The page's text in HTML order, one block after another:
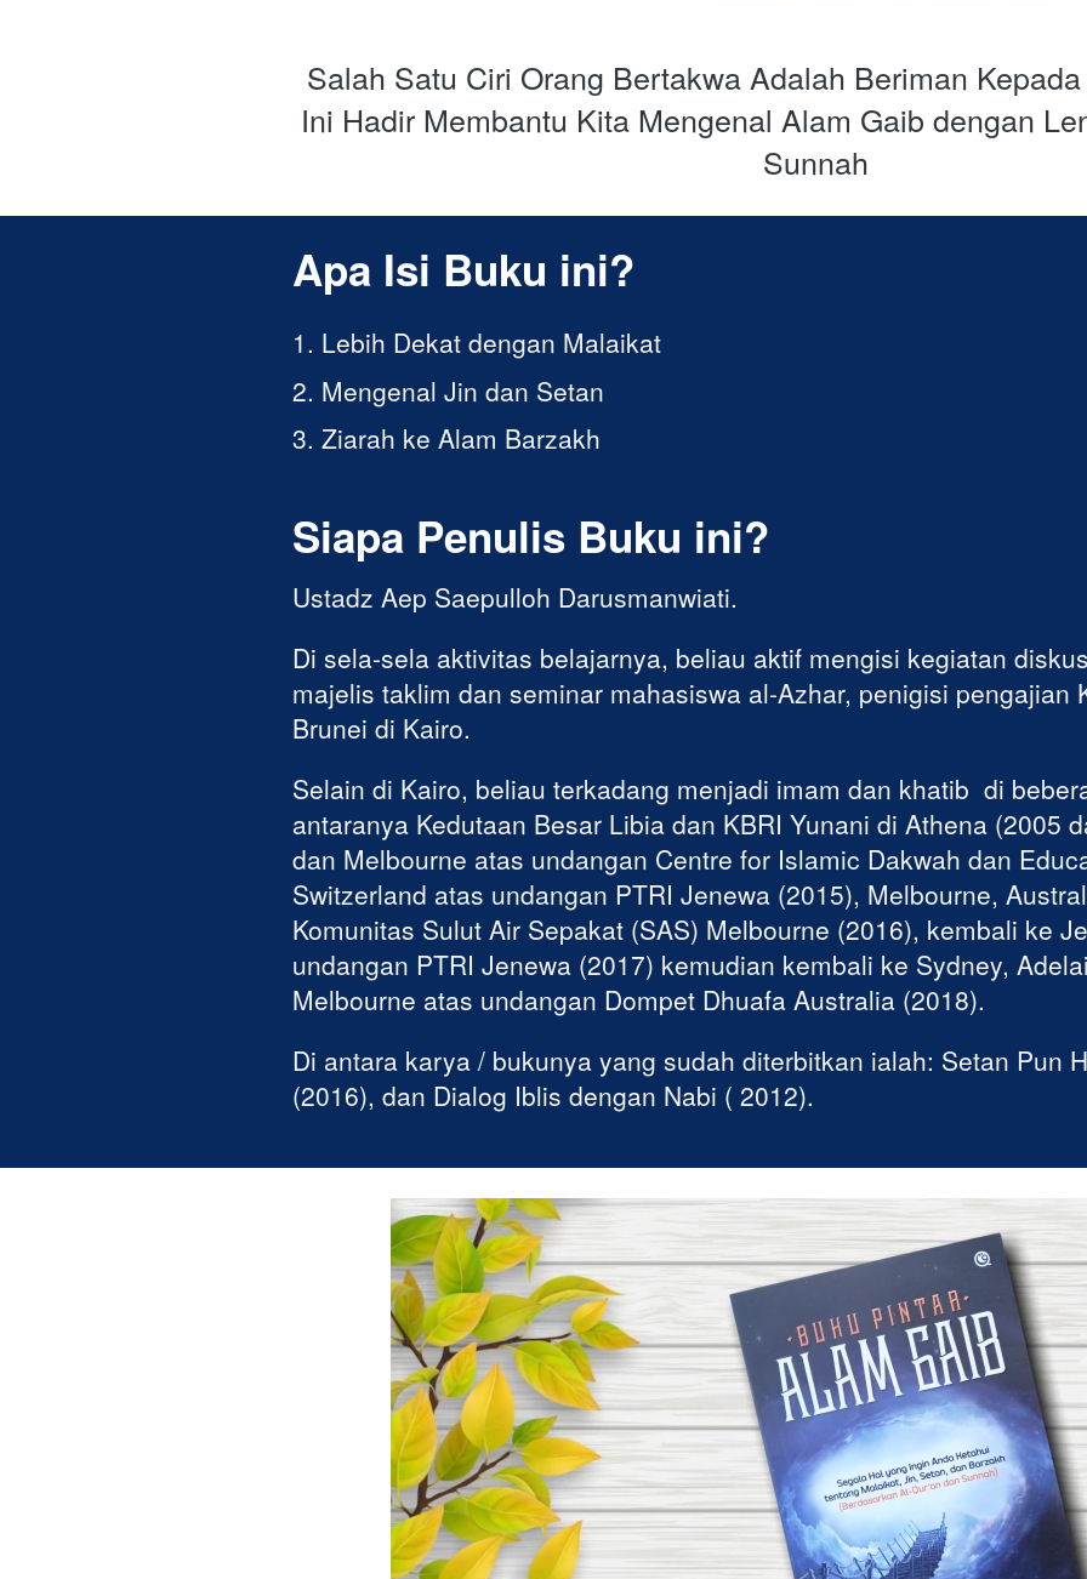
Salah Satu Ciri Orang Bertakwa Adalah Beriman
Ini Hadir Membantu Kita Mengenal Alam Gaib dengan
Sunnah
Apa Isi Buku ini?
1. Lebih Dekat dengan Malaikat
2. Mengenal Jin dan Setan
3. Ziarah ke Alam Barzakh
Siapa Penulis Buku ini?
Ustadz Aep Saepulloh Darusmanwiati.
Di sela-sela aktivitas belajarnya, beliau aktif mengisi kegiatan
majelis taklim dan seminar mahasiswa al-Azhar, penigisi pengajian
Brunei di Kairo.
Selain di Kairo, beliau terkadang menjadi imam dan khatib  di
antaranya Kedutaan Besar Libia dan KBRI Yunani di Athena (2005
dan Melbourne atas undangan Centre for Islamic Dakwah dan
Switzerland atas undangan PTRI Jenewa (2015), Melbourne,
Komunitas Sulut Air Sepakat (SAS) Melbourne (2016), kembali ke
undangan PTRI Jenewa (2017) kemudian kembali ke Sydney,
Melbourne atas undangan Dompet Dhuafa Australia (2018).
Di antara karya / bukunya yang sudah diterbitkan ialah: Setan Pun
(2016), dan Dialog Iblis dengan Nabi ( 2012).